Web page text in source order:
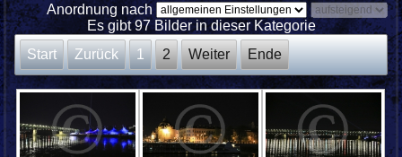
Anordnung nach
Es gibt 97 Bilder in dieser Kategorie
Start
Zurück 1 2 Weiter Ende